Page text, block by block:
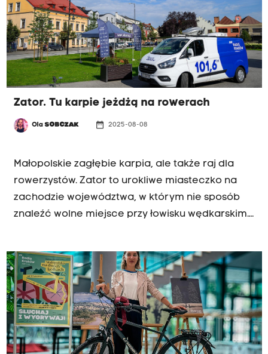
dalej.
Zator. Tu karpie jeżdżą na rowerach
OlaSOBCZAK date_range 2025-08-08
Małopolskie zagłębie karpia, ale także raj dla
rowerzystów. Zator to urokliwe miasteczko na
zachodzie województwa, w którym nie sposób
znaleźć wolne miejsce przy łowisku wędkarskim.
więcej do roboty. W ramach naszej letniej akcji
Małopolska na dwóch kółkach pokażemy
Państwu, gdzie warto się wybrać i co zobaczyć.
Poszukamy też przepisu na karpia, którego nie
czuć mułem!